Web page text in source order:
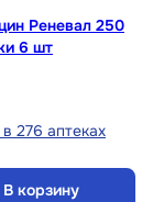
Реневал 250
6 шт
276 аптеках
В корзину